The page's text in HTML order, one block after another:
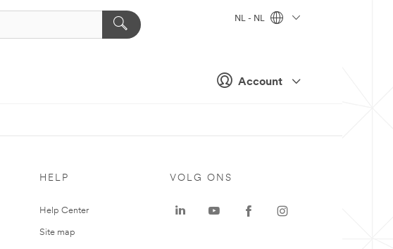
Account
NL - NL
HELP
Help Center
Site map
VOLG ONS